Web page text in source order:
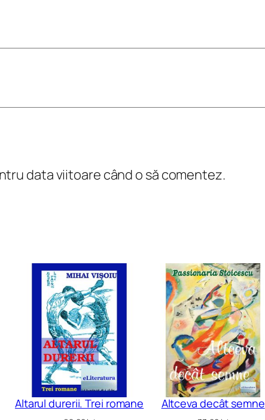
data viitoare când o să comentez.
Altarul durerii. Trei romane Altceva decât semne